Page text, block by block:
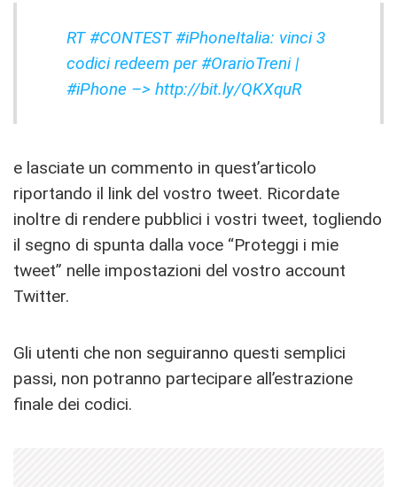
RT #CONTEST #iPhoneItalia: vinci 3
codici redeem per #OrarioTreni|
#iPhone –> http://bit.ly/QKXquR
e lasciate un commento in quest’articolo
riportando il link del vostro tweet. Ricordate
inoltre di rendere pubblici i vostri tweet, togliendo
il segno di spunta dalla voce “Proteggi i mie
tweet” nelle impostazioni del vostro account
Twitter.
Gli utenti che non seguiranno questi semplici
passi, non potranno partecipare all’estrazione
finale dei codici.